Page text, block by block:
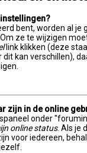
bent, worden al je
ze te wijzigen
link klikken (deze
dit kan verschillen),
zijn in de online
onder
online status. Als je
voor iedereen,